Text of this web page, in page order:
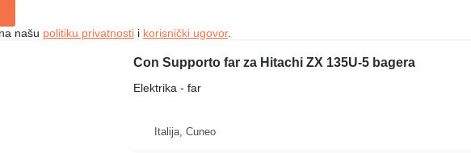
našu politiku privatnostii korisnički ugovor.
Con Supporto far za Hitachi ZX 135U-5 bagera
Elektrika - far
Italija, Cuneo